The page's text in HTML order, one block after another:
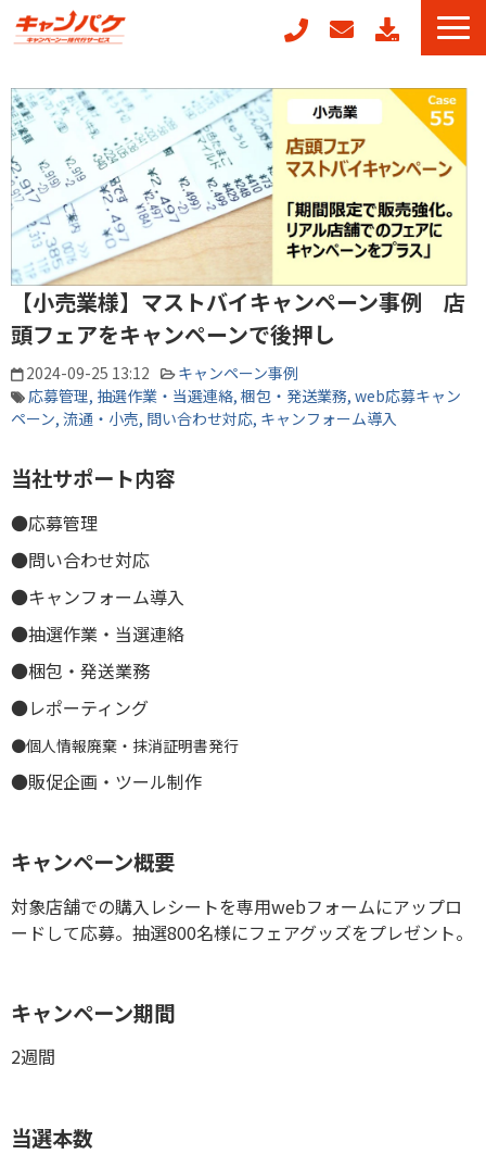
キャンフォーム
キャンガチャ
周年記念キャンペーンパッケージ
POSレジ連動キャンペーン
お役立ちコラム
【小売業様】マストバイキャンペーン事例 店
頭フェアをキャンペーンで後押し
2024-09-25 13:12
キャンペーン事例
応募管理 抽選作業・当選連絡 梱包・発送業務 web応募キャン
ペーン 流通・小売 問い合わせ対応 キャンフォーム導入
当社サポート内容
●応募管理
●問い合わせ対応
●キャンフォーム導入
●抽選作業・当選連絡
●梱包・発送業務
●レポーティング
●個人情報廃棄・抹消証明書発行
●販促企画・ツール制作
キャンペーン概要
対象店舗での購入レシートを専用webフォームにアップロ
ードして応募。抽選800名様にフェアグッズをプレゼント。
キャンペーン期間
2週間
当選本数